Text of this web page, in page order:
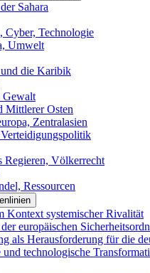
Sahara
Cyber, Technologie
Umwelt
die Karibik
Gewalt
Mittlerer Osten
Zentralasien
Regieren, Völkerrecht
Ressourcen
Kontext systemischer Rivalität
europäischen
als Herausforderung für die
technologische